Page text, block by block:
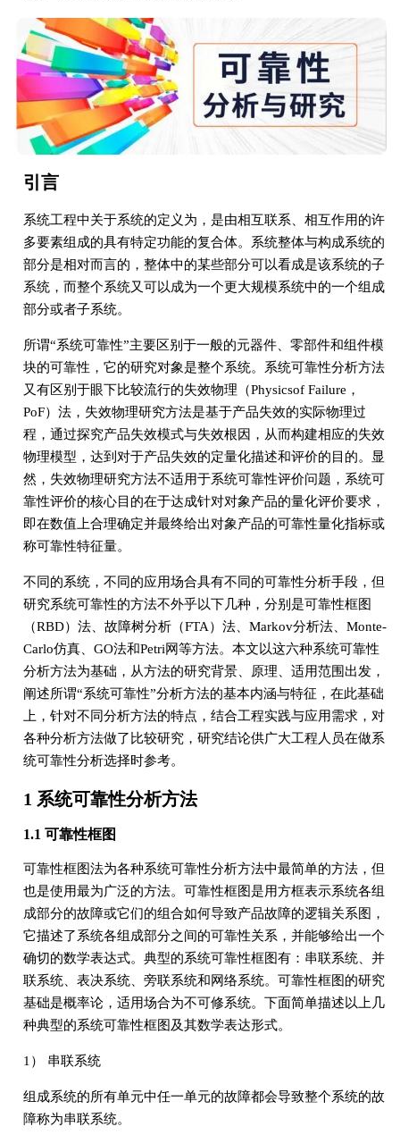
引言
系统工程中关于系统的定义为，是由相互联系、相互作用的许
多要素组成的具有特定功能的复合体。系统整体与构成系统的
部分是相对而言的，整体中的某些部分可以看成是该系统的子
系统，而整个系统又可以成为一个更大规模系统中的一个组成
部分或者子系统。
所谓“系统可靠性”主要区别于一般的元器件、零部件和组件模
块的可靠性，它的研究对象是整个系统。系统可靠性分析方法
又有区别于眼下比较流行的失效物理（Physicsof Failure，
PoF）法，失效物理研究方法是基于产品失效的实际物理过
程，通过探究产品失效模式与失效根因，从而构建相应的失效
物理模型，达到对于产品失效的定量化描述和评价的目的。显
然，失效物理研究方法不适用于系统可靠性评价问题，系统可
靠性评价的核心目的在于达成针对对象产品的量化评价要求，
即在数值上合理确定并最终给出对象产品的可靠性量化指标或
称可靠性特征量。
不同的系统，不同的应用场合具有不同的可靠性分析手段，但
研究系统可靠性的方法不外乎以下几种，分别是可靠性框图
（RBD）法、故障树分析（FTA）法、Markov分析法、Monte-
Carlo仿真、GO法和Petri网等方法。本文以这六种系统可靠性
分析方法为基础，从方法的研究背景、原理、适用范围出发，
阐述所谓“系统可靠性”分析方法的基本内涵与特征，在此基础
上，针对不同分析方法的特点，结合工程实践与应用需求，对
各种分析方法做了比较研究，研究结论供广大工程人员在做系
统可靠性分析选择时参考。
1 系统可靠性分析方法
1.1 可靠性框图
可靠性框图法为各种系统可靠性分析方法中最简单的方法，但
也是使用最为广泛的方法。可靠性框图是用方框表示系统各组
成部分的故障或它们的组合如何导致产品故障的逻辑关系图，
它描述了系统各组成部分之间的可靠性关系，并能够给出一个
确切的数学表达式。典型的系统可靠性框图有：串联系统、并
联系统、表决系统、旁联系统和网络系统。可靠性框图的研究
基础是概率论，适用场合为不可修系统。下面简单描述以上几
种典型的系统可靠性框图及其数学表达形式。
1） 串联系统
组成系统的所有单元中任一单元的故障都会导致整个系统的故
障称为串联系统。